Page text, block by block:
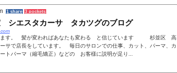
1 share 3 pockets
シエスタカーサ タカツグのブログ
ます。 髪が変わればあなたも変わる と信じています 杉並区 高
サで店長をしています。 毎日のサロンでの仕事、カット、パーマ、カ
パーマ（縮毛矯正）などの お客様に説明が足り...